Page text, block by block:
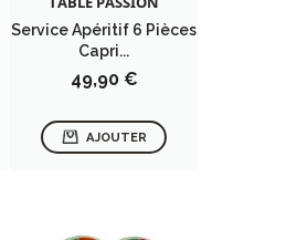
Service Apéritif 6 Pièces
Capri...
Prix
49,90 €
AJOUTER